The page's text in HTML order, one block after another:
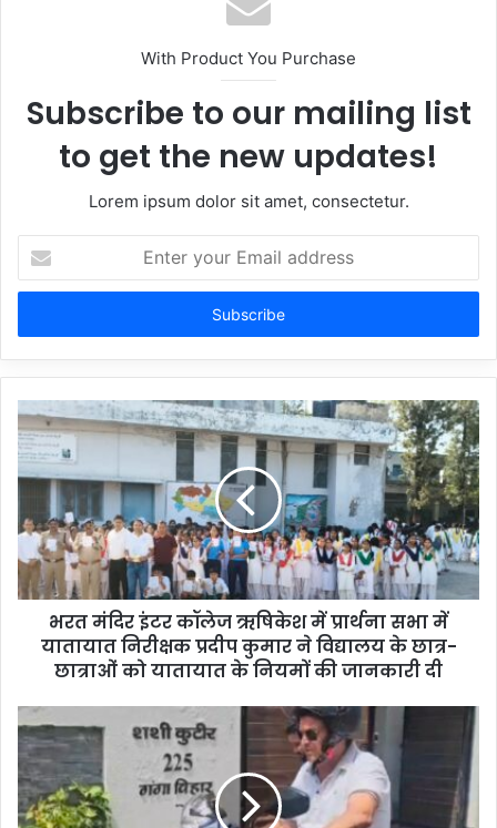
With Product You Purchase
Subscribe to our mailing list
to get the new updates!
Lorem ipsum dolor sit amet, consectetur.
your
Email
भरत मंदिर इंटर कॉलेज ऋषिकेश में प्रार्थना सभा में
यातायात निरीक्षक प्रदीप कुमार ने विद्यालय के छात्र-
छात्राओं को यातायात के नियमों की जानकारी दी